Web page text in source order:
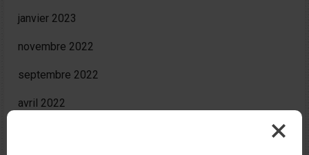
janvier 2023
novembre 2022
septembre 2022
avril 2022